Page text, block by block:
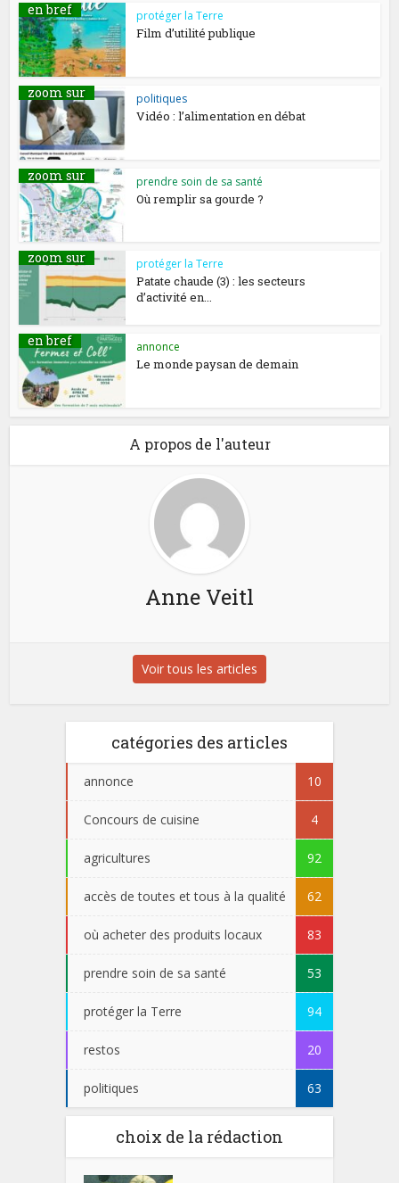
en bref protéger la Terre
Film d’utilité publique
zoom sur politiques
Vidéo : l’alimentation en débat
zoom sur prendre soin de sa santé
Où remplir sa gourde ?
zoom sur protéger la Terre
Patate chaude (3) : les secteurs
d’activité en...
en bref annonce
Le monde paysan de demain
A propos de l'auteur
Anne Veitl
Voir tous les articles
catégories des articles
annonce 10
Concours de cuisine 4
agricultures 92
accès de toutes et tous à la qualité 62
où acheter des produits locaux 83
prendre soin de sa santé 53
protéger la Terre 94
restos 20
politiques 63
choix de la rédaction